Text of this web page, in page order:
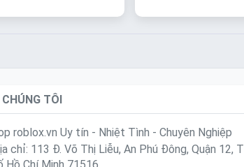
CHÚNG TÔI
roblox.vn Uy tín - Nhiệt Tình - Chuyên Nghiệp
chỉ: 113 Đ. Võ Thị Liễu, An Phú Đông, Quận 12,
Hồ Chí Minh 71516